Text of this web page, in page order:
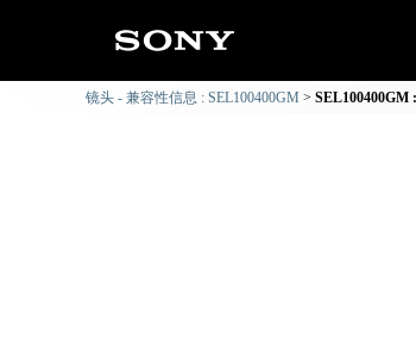
镜头 - 兼容性信息 : SEL100400GM